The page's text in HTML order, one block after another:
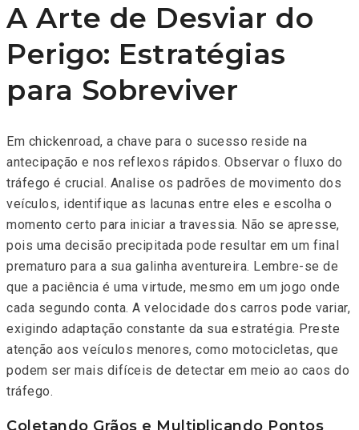
A Arte de Desviar do
Perigo: Estratégias
para Sobreviver
Em chickenroad, a chave para o sucesso reside na
antecipação e nos reflexos rápidos. Observar o fluxo do
tráfego é crucial. Analise os padrões de movimento dos
veículos, identifique as lacunas entre eles e escolha o
momento certo para iniciar a travessia. Não se apresse,
pois uma decisão precipitada pode resultar em um final
prematuro para a sua galinha aventureira. Lembre-se de
que a paciência é uma virtude, mesmo em um jogo onde
cada segundo conta. A velocidade dos carros pode variar,
exigindo adaptação constante da sua estratégia. Preste
atenção aos veículos menores, como motocicletas, que
podem ser mais difíceis de detectar em meio ao caos do
tráfego.
Coletando Grãos e Multiplicando Pontos